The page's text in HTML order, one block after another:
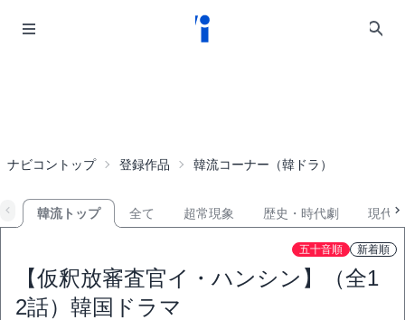
ナビコントップ 登録作品 韓流コーナー（韓ドラ）
韓流トップ 全て 超常現象 歴史・時代劇 現代
五十音順 新着順
【仮釈放審査官イ・ハンシン】（全1
2話）韓国ドラマ